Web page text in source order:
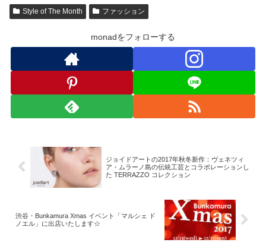
Style of The Month ファッション
monadをフォローする
ジョイドアートの2017年秋冬新作：ヴェネツィ
ア・ムラーノ島の伝統工芸とコラボレーションし
た TERRAZZO コレクション
渋谷・Bunkamura Xmas イベント「マルシェ ド
ノエル」に出店いたします☆